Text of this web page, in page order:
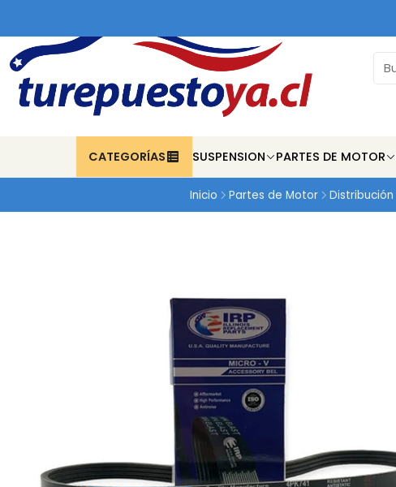
CATEGORÍAS SUSPENSION PARTES DE MOTOR
Inicio Partes de Motor Distribución